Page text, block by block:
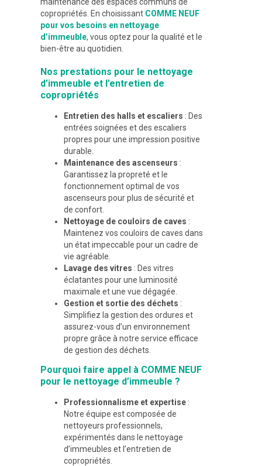
copropriétés. En choisissant COMME NEUF
pour vos besoins en nettoyage
d’immeuble, vous optez pour la qualité et le
bien-être au quotidien.
Nos prestations pour le nettoyage
d’immeuble et l’entretien de
copropriétés
Entretien des halls et escaliers : Des
entrées soignées et des escaliers
propres pour une impression positive
durable.
Maintenance des ascenseurs :
Garantissez la propreté et le
fonctionnement optimal de vos
ascenseurs pour plus de sécurité et
de confort.
Nettoyage de couloirs de caves :
Maintenez vos couloirs de caves dans
un état impeccable pour un cadre de
vie agréable.
Lavage des vitres : Des vitres
éclatantes pour une luminosité
maximale et une vue dégagée.
Gestion et sortie des déchets :
Simplifiez la gestion des ordures et
assurez-vous d’un environnement
propre grâce à notre service efficace
de gestion des déchets.
Pourquoi faire appel à COMME NEUF
pour le nettoyage d’immeuble ?
Professionnalisme et expertise :
Notre équipe est composée de
nettoyeurs professionnels,
expérimentés dans le nettoyage
d’immeubles et l’entretien de
copropriétés.